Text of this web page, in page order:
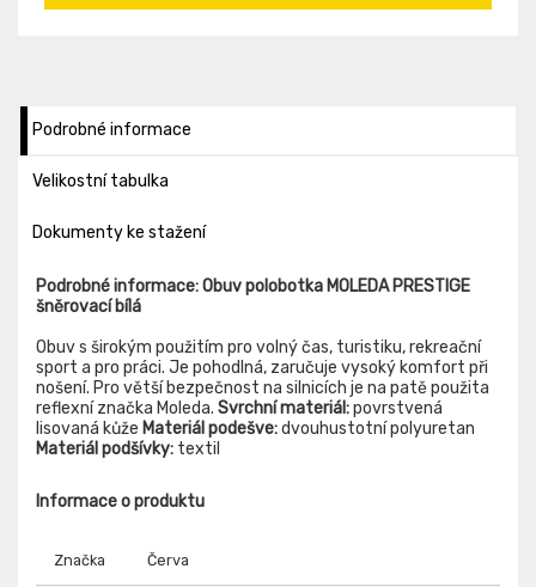
Podrobné informace
Velikostní tabulka
Dokumenty ke stažení
Podrobné informace: Obuv polobotka MOLEDA PRESTIGE
šněrovací bílá
Obuv s širokým použitím pro volný čas, turistiku, rekreační
sport a pro práci. Je pohodlná, zaručuje vysoký komfort při
nošení. Pro větší bezpečnost na silnicích je na patě použita
reflexní značka Moleda. Svrchní materiál:povrstvená
lisovaná kůže Materiál podešve:dvouhustotní polyuretan
Materiál podšívky: textil
Informace o produktu
Značka Červa